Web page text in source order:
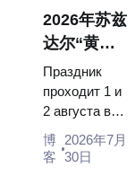
descent
capsules and
120 pieces of
flight...
2026年苏兹
达尔“黄瓜
节”：门
票、日期及
从莫斯科如
何前往
Праздник
проходит 1 и
2 августа в
Музее
деревянного
博
客
2026年7月
30日